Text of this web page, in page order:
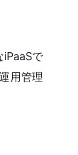
で
用管理